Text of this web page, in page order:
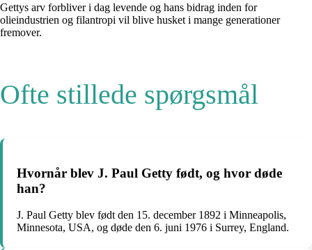
Gettys arv forbliver i dag levende og hans bidrag inden for
olieindustrien og filantropi vil blive husket i mange generationer
fremover.
Ofte stillede spørgsmål
Hvornår blev J. Paul Getty født, og hvor døde
han?
J. Paul Getty blev født den 15. december 1892 i Minneapolis,
Minnesota, USA, og døde den 6. juni 1976 i Surrey, England.